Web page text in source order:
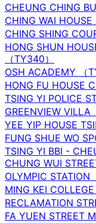
CHEUNG CHING
CHING WAI HOUSE
CHING SHING
HONG SHUN
（TY340）
OSH ACADEMY （
HONG FU HOUSE
TSING YI POLICE
GREENVIEW VILLA
YEE YIP HOUSE
FUNG SHUE WO
TSING YI BBI -
CHUNG WUI
OLYMPIC STATION
MING KEI COLLEGE
RECLAMATION
FA YUEN STREET